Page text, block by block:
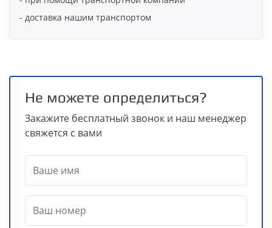
- доставка нашим транспортом
Не можете определиться?
Закажите бесплатный звонок и наш менеджер
свяжется с вами